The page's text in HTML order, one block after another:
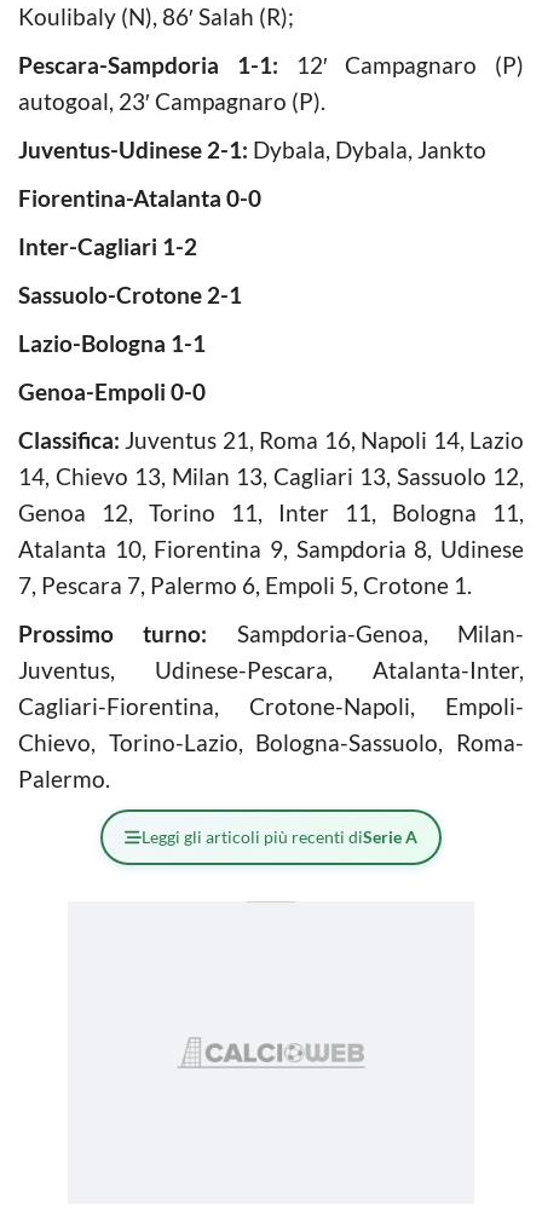
Koulibaly (N), 86′ Salah (R);
Pescara-Sampdoria 1-1: 12′ Campagnaro (P)
autogoal, 23′ Campagnaro (P).
Juventus-Udinese 2-1: Dybala, Dybala, Jankto
Fiorentina-Atalanta 0-0
Inter-Cagliari 1-2
Sassuolo-Crotone 2-1
Lazio-Bologna 1-1
Genoa-Empoli 0-0
Classifica: Juventus 21, Roma 16, Napoli 14, Lazio
14, Chievo 13, Milan 13, Cagliari 13, Sassuolo 12,
Genoa 12, Torino 11, Inter 11, Bologna 11,
Atalanta 10, Fiorentina 9, Sampdoria 8, Udinese
7, Pescara 7, Palermo 6, Empoli 5, Crotone 1.
Prossimo turno: Sampdoria-Genoa, Milan-
Juventus, Udinese-Pescara, Atalanta-Inter,
Cagliari-Fiorentina, Crotone-Napoli, Empoli-
Chievo, Torino-Lazio, Bologna-Sassuolo, Roma-
Palermo.
Leggi gli articoli più recenti diSerie A